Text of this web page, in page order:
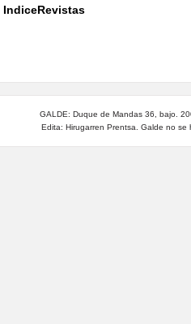
IndiceRevistas
GALDE: Duque de Mandas 36, bajo.
Edita: Hirugarren Prentsa. Galde no